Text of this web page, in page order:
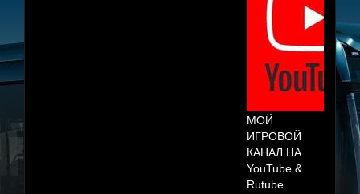
МОЙ
ИГРОВОЙ
КАНАЛ НА
YouTube &
Rutube